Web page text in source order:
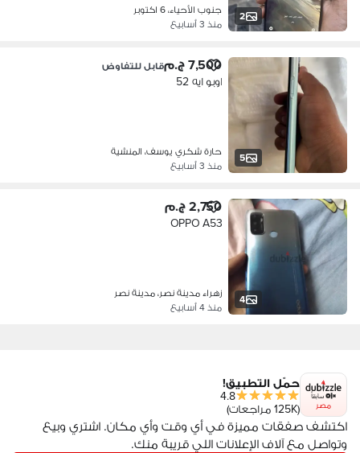
2
جنوب الأحياء، 6 اكتوبر
منذ 3 أسابيع
5
7,500 ج.م قابل للتفاوض
اوبو ايه 52
حارة شكري يوسف، المنشية
منذ 3 أسابيع
4
2,750 ج.م
OPPO A53
زهراء مدينة نصر، مدينة نصر
منذ 4 أسابيع
مصر
حمّل التطبيق!
4.8
(125K مراجعات)
اكتشف صفقات مميزة في أي وقت وأي مكان. اشتري وبيع
وتواصل مع آلاف الإعلانات اللي قريبة منك.